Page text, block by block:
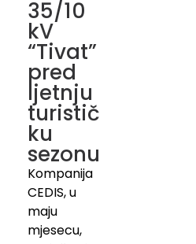
35/10
kV
“Tivat”
pred
ljetnju
turistič
ku
sezonu
Kompanija
CEDIS, u
maju
mjesecu,